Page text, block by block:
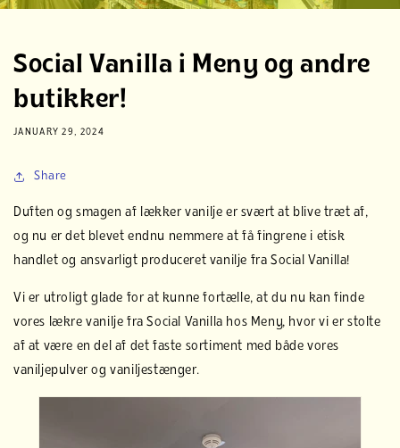
Social Vanilla i Meny og andre
butikker!
JANUARY 29, 2024
Share
Duften og smagen af lækker vanilje er svært at blive træt af,
og nu er det blevet endnu nemmere at få fingrene i etisk
handlet og ansvarligt produceret vanilje fra Social Vanilla!
Vi er utroligt glade for at kunne fortælle, at du nu kan finde
vores lækre vanilje fra Social Vanilla hos Meny, hvor vi er stolte
af at være en del af det faste sortiment med både vores
vaniljepulver og vaniljestænger.